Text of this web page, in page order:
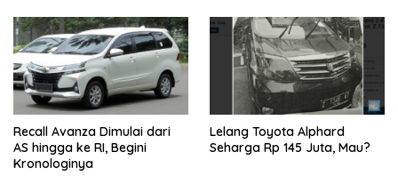
Recall Avanza Dimulai dari
AS hingga ke RI, Begini
Kronologinya
Lelang Toyota Alphard
Seharga Rp 145 Juta, Mau?